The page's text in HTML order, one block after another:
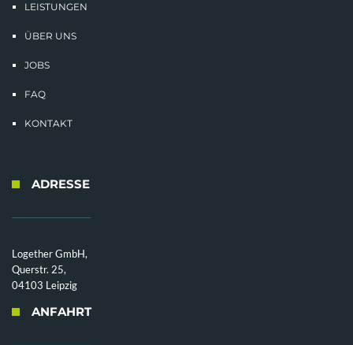
LEISTUNGEN
ÜBER UNS
JOBS
FAQ
KONTAKT
ADRESSE
Logether GmbH,
Querstr. 25,
04103 Leipzig
ANFAHRT